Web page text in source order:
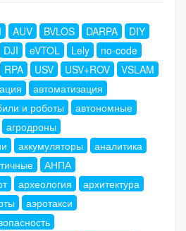
AUV BVLOS DARPA
DIY
DJI eVTOL Lely
no-code
RPA USV USV+ROV
VSLAM
автоматизация
и роботы
автономные
агродроны
аккумуляторы
аналитика
АНПА
археология
архитектура
аэротакси